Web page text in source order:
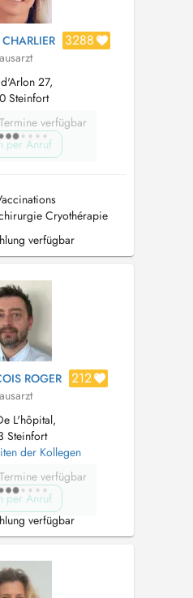
3288
27,
Steinfort
verfügbar
per Anruf
Cryothérapie
ECG
verfügbar
ROGER 212
L'hôpital,
Steinfort
der Kollegen
verfügbar
per Anruf
verfügbar